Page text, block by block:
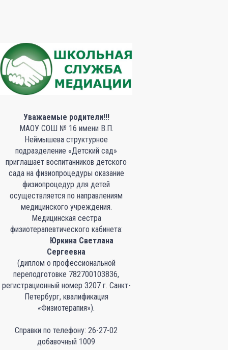
Уважаемые родители!!!
МАОУ СОШ № 16 имени В.П.
Неймышева структурное
подразделение «Детский сад»
приглашает воспитанников детского
сада на физиопроцедуры оказание
физиопроцедур для детей
осуществляется по направлениям
медицинского учреждения.
Медицинская сестра
физиотерапевтического кабинета:
Юркина Светлана
Сергеевна
(диплом о профессиональной
переподготовке 782700103836,
регистрационный номер 3207 г. Санкт-
Петербург, квалификация
«Физиотерапия»).
Справки по телефону: 26-27-02
добавочный 1009